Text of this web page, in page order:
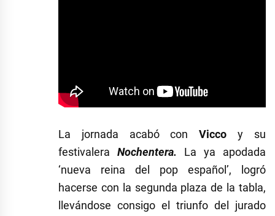
La jornada acabó conVicco y su
festivalera Nochentera. La ya apodada
‘nueva reina del pop español’, logró
hacerse con la segunda plaza de la tabla,
llevándose consigo el triunfo del jurado